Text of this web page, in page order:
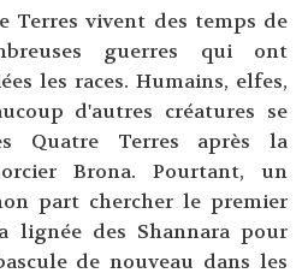
Terres vivent des temps de
guerres qui ont
les races. Humains, elfes,
d'autres créatures se
Quatre Terres après la
Brona. Pourtant, un
part chercher le premier
lignée des Shannara pour
de nouveau dans les